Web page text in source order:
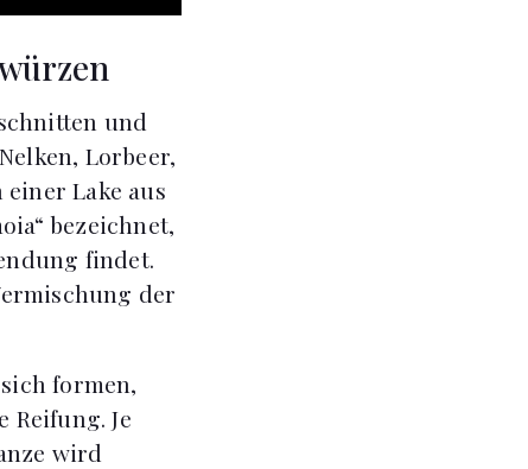
und
Lorbeer,
Lake aus
bezeichnet,
findet.
der
formen,
Je
wird